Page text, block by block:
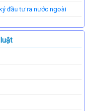
đầu tư ra nước ngoài